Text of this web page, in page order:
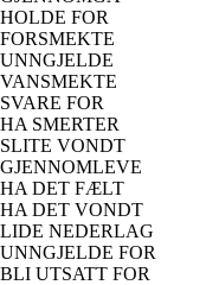
HOLDE FOR
FORSMEKTE
UNNGJELDE
VANSMEKTE
SVARE FOR
HA SMERTER
SLITE VONDT
GJENNOMLEVE
HA DET FÆLT
HA DET VONDT
LIDE NEDERLAG
UNNGJELDE FOR
BLI UTSATT FOR